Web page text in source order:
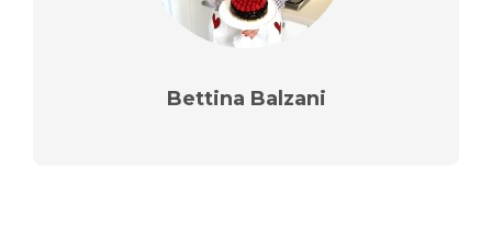
Bettina Balzani